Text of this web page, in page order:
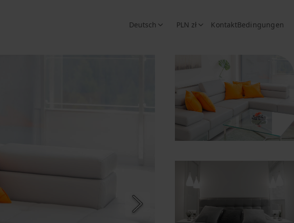
Deutsch PLN zł KontaktBedingungen